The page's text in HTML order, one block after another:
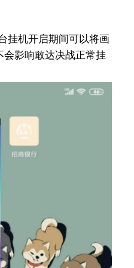
挂机开启期间可以将画
影响敢达决战正常挂